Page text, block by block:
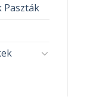
Paszták
VÁLASZTÁSA
terméknek